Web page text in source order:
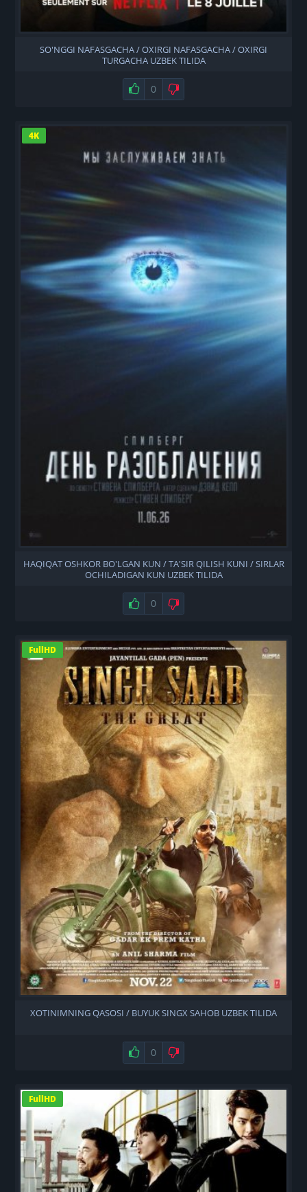
SO'NGGI NAFASGACHA / OXIRGI NAFASGACHA / OXIRGI
TURGACHA UZBEK TILIDA
Нравится
0 Не нравится
4K
HAQIQAT OSHKOR BO'LGAN KUN / TA'SIR QILISH KUNI / SIRLAR
OCHILADIGAN KUN UZBEK TILIDA
Нравится
0 Не нравится
FullHD
XOTINIMNING QASOSI / BUYUK SINGX SAHOB UZBEK TILIDA
Нравится
0 Не нравится
FullHD